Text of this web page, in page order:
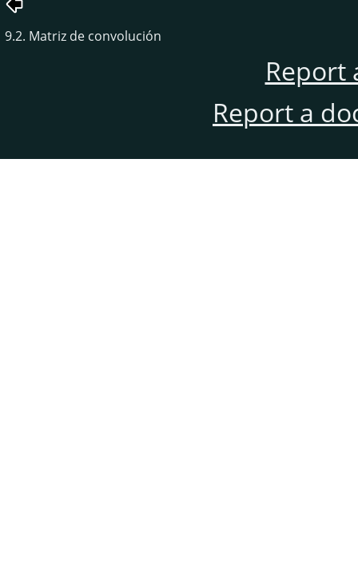
9.2. Matriz de convolución
Report
Report a